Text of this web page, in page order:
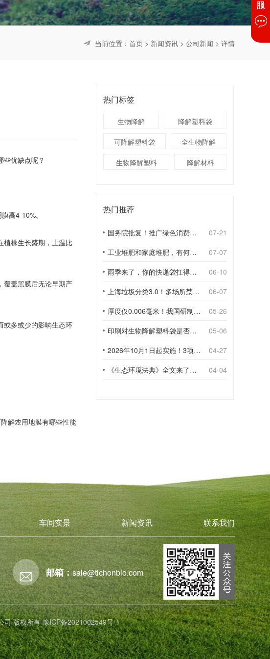
当前位置： 首页 > 新闻资讯 > 公司新闻 > 详情
些优缺点呢？
高4-10%。
植株生长盛期，土温比
覆盖黑膜后无论早期产
或多或少的影响生态环
解农用地膜有哪些性能
热门标签
生物降解 降解塑料袋
可降解塑料袋 全生物降解
生物降解塑料 降解材料
热门推荐
国务院批复！推广绿色消费，引导使用环保可降解包装材料
07-21
工业堆肥和家庭堆肥，有何不同？
07-07
雨季来了，你的快递袋扛得住吗？
06-10
上海垃圾分类3.0！多场所禁止使用一次性塑料袋；推动快递包装绿色转型
06-07
厚度仅0.006毫米！我国研制出超薄型全生物降解渗水地膜
05-26
印刷对生物降解塑料袋是否构成影响？
05-06
2026年10月1日起实施！3项生物降解能力检测新国标
04-27
《生态环境法典》全文来了！降解材料、生物基应用与包装环保规范
04-04
车间实景 新闻资讯 联系我们
邮箱：sale@tichonbio.com
司 版权所有豫ICP备2021002549号-1